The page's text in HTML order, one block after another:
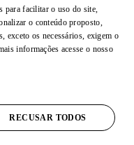
PORTUGUESE
ENGLISH
para facilitar o uso do site,
o conteúdo proposto,
exceto os necessários, exigem o
informações acesse o nosso
RECUSAR TODOS